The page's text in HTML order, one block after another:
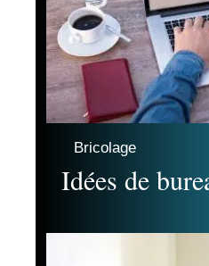
Bricolage
Idées de